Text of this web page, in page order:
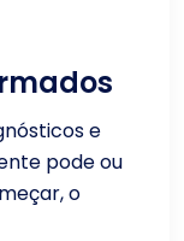
e
pode ou
o